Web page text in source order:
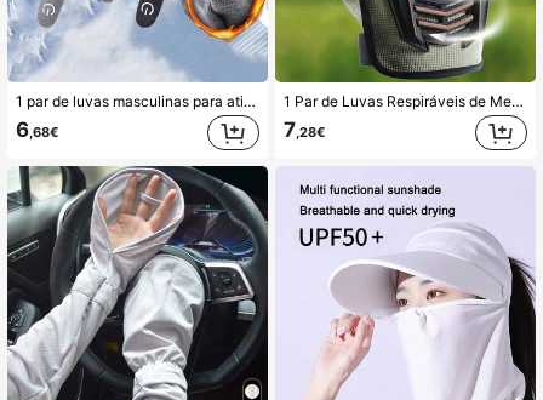
1 par de luvas masculinas para atividades ao ar livre, luvas térmicas forradas para outono/inverno, à prova de vento, impermeáveis, antiderrapantes e compatíveis com telas sensíveis ao toque. Luvas unissex para motociclismo/ciclismo/pesca/esqui com design de letras e cordão.
6 ,68€
1 Par de Luvas Respiráveis de Meio Dedo | Luvas Unissex para Motociclismo - Design Ergonômico com Orifícios de Ventilação, Detalhes em Preto/Laranja - Ideal para Ciclismo, Bicicleta e Patinete Elétrico, Ajuste Confortável
7 ,28€